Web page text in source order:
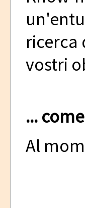
ricerca
vostri
...
Al